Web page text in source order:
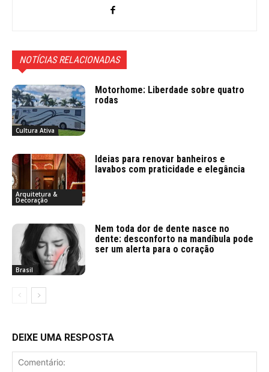
NOTÍCIAS RELACIONADAS
Cultura Ativa
Motorhome: Liberdade sobre quatro
rodas
Arquitetura &
Decoração
Ideias para renovar banheiros e
lavabos com praticidade e elegância
Brasil
Nem toda dor de dente nasce no
dente: desconforto na mandíbula pode
ser um alerta para o coração
DEIXE UMA RESPOSTA